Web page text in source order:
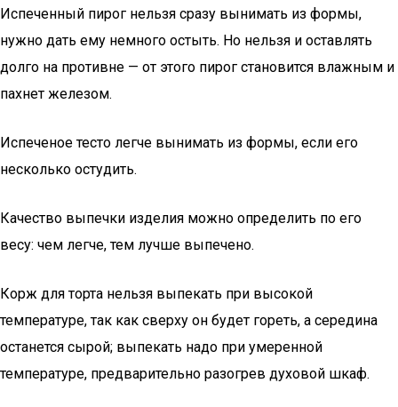
Испеченный пирог нельзя сразу вынимать из формы,
нужно дать ему немного остыть. Но нельзя и оставлять
долго на противне — от этого пирог становится влажным и
пахнет железом.
Испеченое тесто легче вынимать из формы, если его
несколько остудить.
Качество выпечки изделия можно определить по его
весу: чем легче, тем лучше выпечено.
Корж для торта нельзя выпекать при высокой
температуре, так как сверху он будет гореть, а середина
останется сырой; выпекать надо при умеренной
температуре, предварительно разогрев духовой шкаф.